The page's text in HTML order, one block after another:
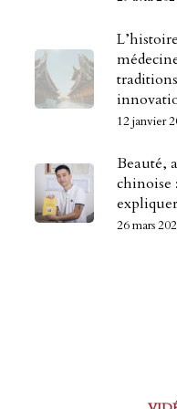
12 janvier
Beauté,
chinoise
expliquer
26 mars